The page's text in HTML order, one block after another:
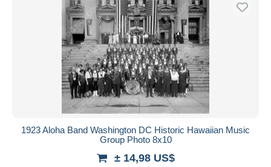
1923 Aloha Band Washington DC Historic Hawaiian Music
Group Photo 8x10
± 14,98 US$